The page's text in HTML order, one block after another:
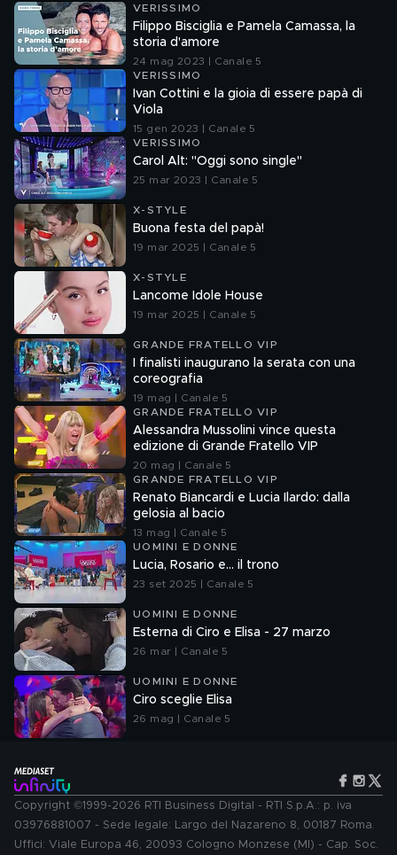
VERISSIMO
Filippo Bisciglia e Pamela Camassa, la
storia d'amore
24 mag 2023 | Canale 5
VERISSIMO
Ivan Cottini e la gioia di essere papà di
Viola
15 gen 2023 | Canale 5
VERISSIMO
Carol Alt: "Oggi sono single"
25 mar 2023 | Canale 5
X-STYLE
Buona festa del papà!
19 mar 2025 | Canale 5
X-STYLE
Lancome Idole House
19 mar 2025 | Canale 5
GRANDE FRATELLO VIP
I finalisti inaugurano la serata con una
coreografia
19 mag | Canale 5
GRANDE FRATELLO VIP
Alessandra Mussolini vince questa
edizione di Grande Fratello VIP
20 mag | Canale 5
GRANDE FRATELLO VIP
Renato Biancardi e Lucia Ilardo: dalla
gelosia al bacio
13 mag | Canale 5
UOMINI E DONNE
Lucia, Rosario e... il trono
23 set 2025 | Canale 5
UOMINI E DONNE
Esterna di Ciro e Elisa - 27 marzo
26 mar | Canale 5
UOMINI E DONNE
Ciro sceglie Elisa
26 mag | Canale 5
Copyright ©1999-2026 RTI Business Digital - RTI S.p.A.: p. iva
03976881007 - Sede legale: Largo del Nazareno 8, 00187 Roma.
Uffici: Viale Europa 46, 20093 Cologno Monzese (MI) - Cap. Soc.